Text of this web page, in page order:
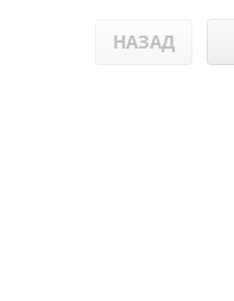
НАЗАД